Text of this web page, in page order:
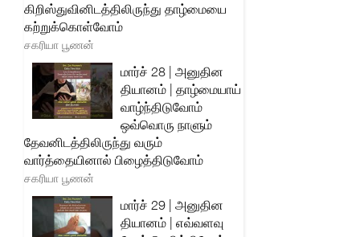
கிறிஸ்துவினிடத்திலிருந்து தாழ்மையை
கற்றுக்கொள்வோம்
சகரியா பூணன்
மார்ச் 28 | அனுதின
தியானம் | தாழ்மையாய்
வாழ்ந்திடுவோம்
ஒவ்வொரு நாளும்
தேவனிடத்திலிருந்து வரும்
வார்த்தையினால் பிழைத்திடுவோம்
சகரியா பூணன்
மார்ச் 29 | அனுதின
தியானம் | எவ்வளவு